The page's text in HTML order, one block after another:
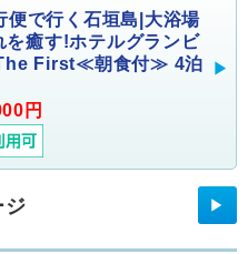
便で行く石垣島|大浴場
を癒す!ホテルグランビ
First≪朝食付≫ 4泊
円
ジ ▶